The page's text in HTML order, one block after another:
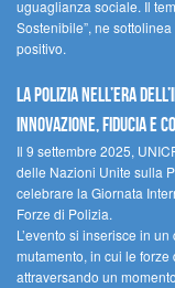
uguaglianza sociale. Il
Sostenibile”, ne
positivo.
La polizia nell’era
innovazione, fiducia e
Il 9 settembre 2025,
delle Nazioni Unite sulla
celebrare la Giornata
Forze di Polizia.
L’evento si inserisce in
mutamento, in cui le forze
attraversando un